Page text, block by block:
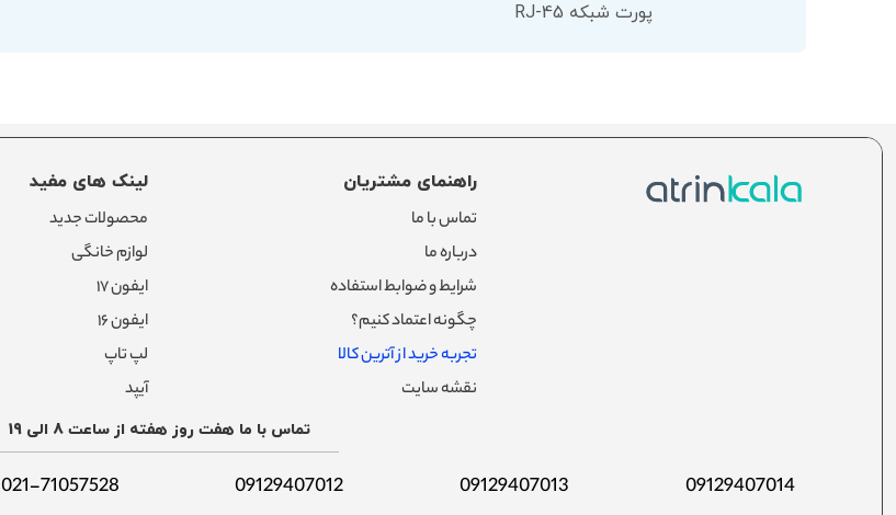
پورت شبکه RJ-45
راهنمای مشتریان
تماس با ما
درباره ما
شرایط و ضوابط استفاده
چگونه اعتماد کنیم؟
تجربه خرید از آترین کالا
نقشه سایت
لینک های مفید
محصولات جدید
لوازم خانگی
ایفون ۱۷
ایفون ۱۶
لپ تاپ
آیپد
تماس با ما هفت روز هفته از ساعت 8 الی 19
09129407014
09129407013
09129407012
021-71057528